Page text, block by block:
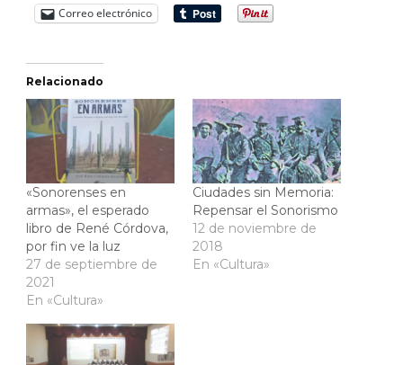
Correo electrónico
Relacionado
«Sonorenses en
armas», el esperado
libro de René Córdova,
por fin ve la luz
27 de septiembre de
2021
En «Cultura»
Ciudades sin Memoria:
Repensar el Sonorismo
12 de noviembre de
2018
En «Cultura»